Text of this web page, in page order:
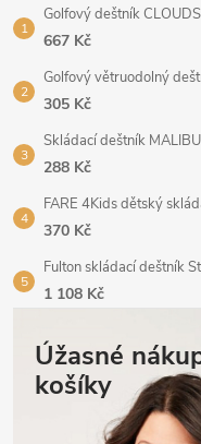
Golfový deštník
667 Kč
Golfový větruodolný
305 Kč
Skládací deštník
288 Kč
FARE 4Kids dětský
370 Kč
Fulton skládací deštník
1 108 Kč
Úžasné
košíky